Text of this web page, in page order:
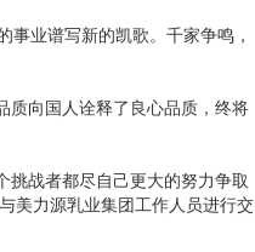
业谱写新的凯歌。千家争鸣，
质向国人诠释了良心品质，终将
挑战者都尽自己更大的努力争取
美力源乳业集团工作人员进行交